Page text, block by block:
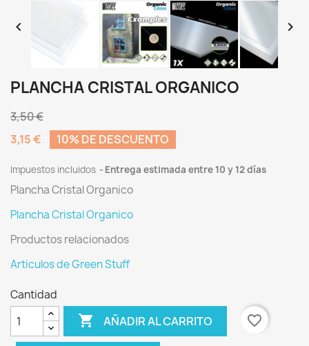
 
PLANCHA CRISTAL ORGANICO
3,50 €
3,15 €
10% DE DESCUENTO
Impuestos incluidos Entrega estimada entre 10 y 12 días
Plancha Cristal Organico
Plancha Cristal Organico
Productos relacionados
Articulos de Green Stuff
Cantidad
 AÑADIR AL CARRITO favorite_border